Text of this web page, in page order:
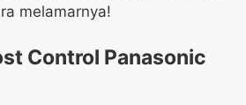
melamarnya!
Control Panasonic